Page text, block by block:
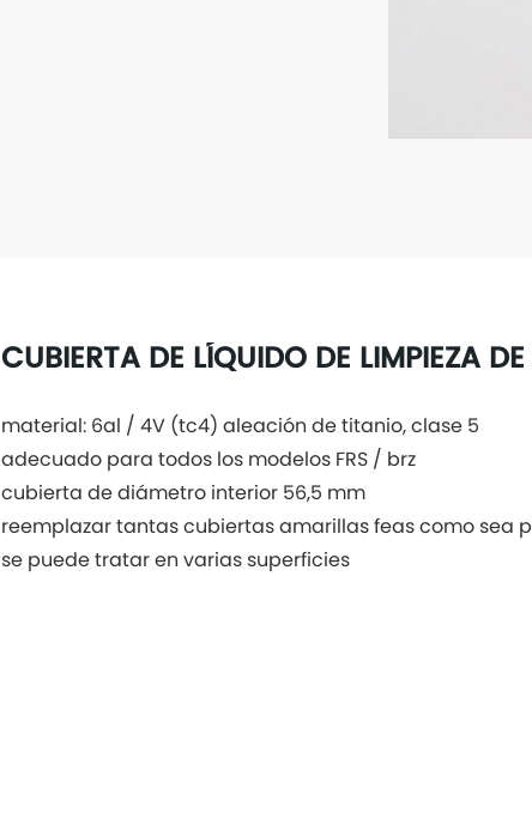
CUBIERTA DE LÍQUIDO DE LIMPIEZA
material: 6al / 4V (tc4) aleación de titanio, clase 5
adecuado para todos los modelos FRS / brz
cubierta de diámetro interior 56,5 mm
reemplazar tantas cubiertas amarillas feas como sea
se puede tratar en varias superficies